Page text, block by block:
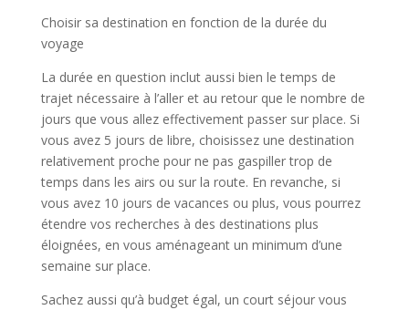
Choisir sa destination en fonction de la durée du
voyage
La durée en question inclut aussi bien le temps de
trajet nécessaire à l’aller et au retour que le nombre de
jours que vous allez effectivement passer sur place. Si
vous avez 5 jours de libre, choisissez une destination
relativement proche pour ne pas gaspiller trop de
temps dans les airs ou sur la route. En revanche, si
vous avez 10 jours de vacances ou plus, vous pourrez
étendre vos recherches à des destinations plus
éloignées, en vous aménageant un minimum d’une
semaine sur place.
Sachez aussi qu’à budget égal, un court séjour vous